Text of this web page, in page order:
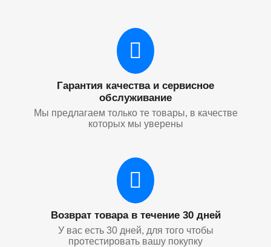
Гарантия качества и сервисное
обслуживание
Мы предлагаем только те товары, в качестве
которых мы уверены
Возврат товара в течение 30 дней
У вас есть 30 дней, для того чтобы
протестировать вашу покупку